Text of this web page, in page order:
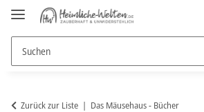
Zurück zur Liste Das Mäusehaus - Bücher